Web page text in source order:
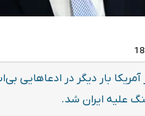
بار دیگر در ادعاهایی
علیه ایران شد.